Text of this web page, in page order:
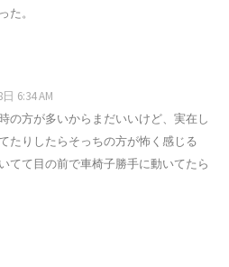
た。
6:34 AM
の方が多いからまだいいけど、実在し
たりしたらそっちの方が怖く感じる
てて目の前で車椅子勝手に動いてたら